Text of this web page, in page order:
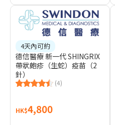
4天內可約
德信醫療 新一代 SHINGRIX
帶狀皰疹（生蛇）疫苗（2
針）
(4)
HK$4,800